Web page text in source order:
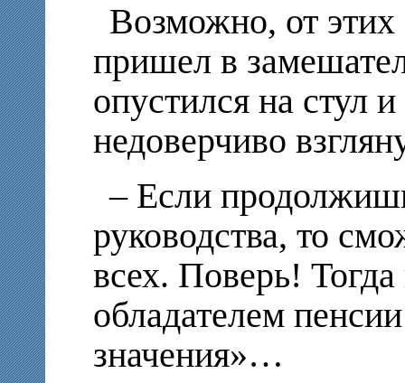
Возможно, от
пришел в
опустился на стул
недоверчиво
– Если
руководства, то
всех. Поверь!
обладателем
значения»…